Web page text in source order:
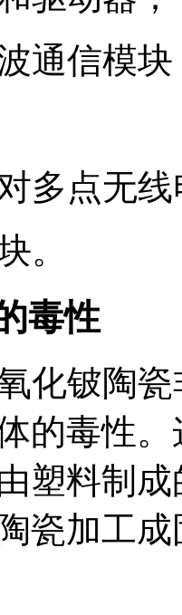
通信模块
多点无
。
毒性
化铍陶瓷
的毒性
塑料制
瓷加工